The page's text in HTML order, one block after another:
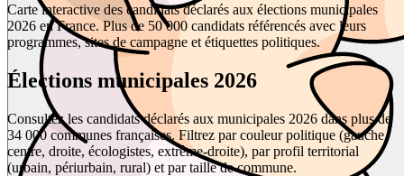
Carte interactive des candidats déclarés aux élections municipales
2026 en France. Plus de 50 000 candidats référencés avec leurs
programmes, sites de campagne et étiquettes politiques.
Élections municipales 2026
Consultez les candidats déclarés aux municipales 2026 dans plus de
34 000 communes françaises. Filtrez par couleur politique (gauche,
centre, droite, écologistes, extrême-droite), par profil territorial
(urbain, périurbain, rural) et par taille de commune.